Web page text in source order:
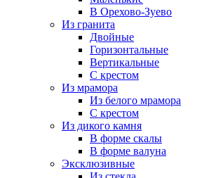
В Орехово-Зуево
Из гранита
Двойные
Горизонтальные
Вертикальные
С крестом
Из мрамора
Из белого мрамора
С крестом
Из дикого камня
В форме скалы
В форме валуна
Эксклюзивные